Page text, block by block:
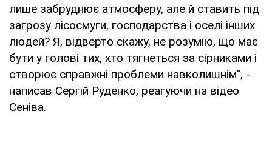
лише забруднює атмосферу, але й ставить під
загрозу лісосмуги, господарства і оселі інших
людей? Я, відверто скажу, не розумію, що має
бути у голові тих, хто тягнеться за сірниками і
створює справжні проблеми навколишнім", -
написав Сергій Руденко, реагуючи на відео
Сеніва.